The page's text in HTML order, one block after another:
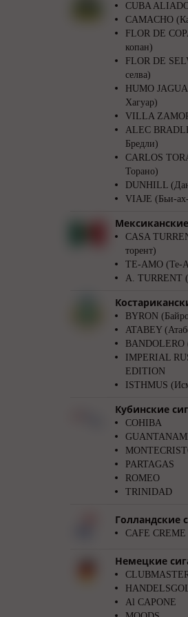
CUBA
CAMACHO
FLOR DE
копан)
FLOR DE
селва)
HUMO
Хагуар)
VILLA
ALEC
Бредли)
CARLOS
Торано)
DUNHILL
VIAJE (Бьи-
CASA
торент)
TE-AMO (Те-
A. TURRENT
BYRON
ATABEY
BANDOLERO
IMPERIAL
EDITION
ISTHMUS
Кубинские
COHIBA
PARTAGAS
ROMEO
TRINIDAD
Голландские
CAFE CREME
Немецкие
Al CAPONE